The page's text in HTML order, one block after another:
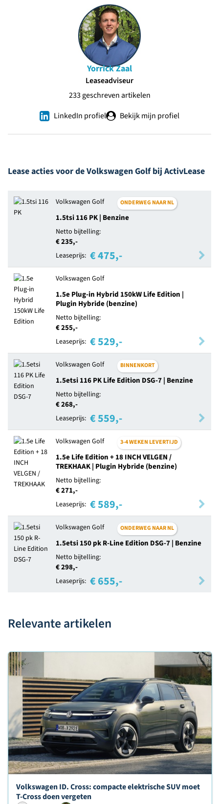
Yorrick Zaal
Leaseadviseur
233 geschreven artikelen
LinkedIn profiel
Bekijk mijn profiel
Lease acties voor de Volkswagen Golf bij ActivLease
Volkswagen Golf ONDERWEG NAAR NL
1.5tsi 116 PK | Benzine
Netto bijtelling:
€ 235,-
Leaseprijs: € 475,-
Volkswagen Golf
1.5e Plug-in Hybrid 150kW Life Edition |
Plugin Hybride (benzine)
Netto bijtelling:
€ 255,-
Leaseprijs: € 529,-
Volkswagen Golf BINNENKORT
1.5etsi 116 PK Life Edition DSG-7 | Benzine
Netto bijtelling:
€ 268,-
Leaseprijs: € 559,-
Volkswagen Golf 3-4 WEKEN LEVERTIJD
1.5e Life Edition + 18 INCH VELGEN /
TREKHAAK | Plugin Hybride (benzine)
Netto bijtelling:
€ 271,-
Leaseprijs: € 589,-
Volkswagen Golf ONDERWEG NAAR NL
1.5etsi 150 pk R-Line Edition DSG-7 | Benzine
Netto bijtelling:
€ 298,-
Leaseprijs: € 655,-
Relevante artikelen
Lees verder over
Volkswagen ID. Cross: compacte elektrische SUV moet
T-Cross doen vergeten